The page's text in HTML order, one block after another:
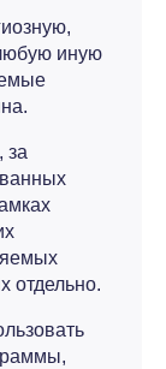
иную
за
отдельно.